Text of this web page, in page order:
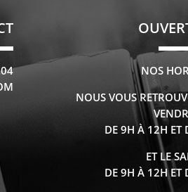
NOS
NOUS VOUS
DE 9H À 12H ET
ET LE
DE 9H À 12H ET